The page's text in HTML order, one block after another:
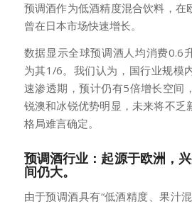
预调酒作为低酒精度混合饮料，在
曾在日本市场快速增长。
数据显示全球预调酒人均消费0.6
为其1/6。我们认为，国行业规模
速渗透期，预计仍有5倍增长空间
锐澳和冰锐优势明显，未来将不乏
格局难言确定。
预调酒行业：起源于欧洲，
间仍大。
由于预调酒具有“低酒精度、果汁